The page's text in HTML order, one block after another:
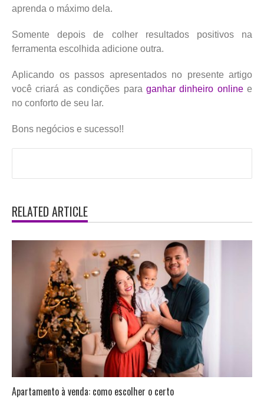
aprenda o máximo dela.
Somente depois de colher resultados positivos na
ferramenta escolhida adicione outra.
Aplicando os passos apresentados no presente artigo
você criará as condições para ganhar dinheiro onlinee
no conforto de seu lar.
Bons negócios e sucesso!!
RELATED ARTICLE
Apartamento à venda: como escolher o certo